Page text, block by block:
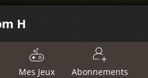
H
Mes Jeux Abonnements